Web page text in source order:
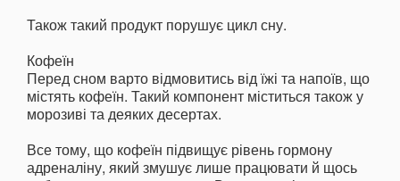
Також такий продукт порушує цикл сну.
Кофеїн
Перед сном варто відмовитись від їжі та напоїв, що
містять кофеїн. Такий компонент міститься також у
морозиві та деяких десертах.
Все тому, що кофеїн підвищує рівень гормону
адреналіну, який змушує лише працювати й щось